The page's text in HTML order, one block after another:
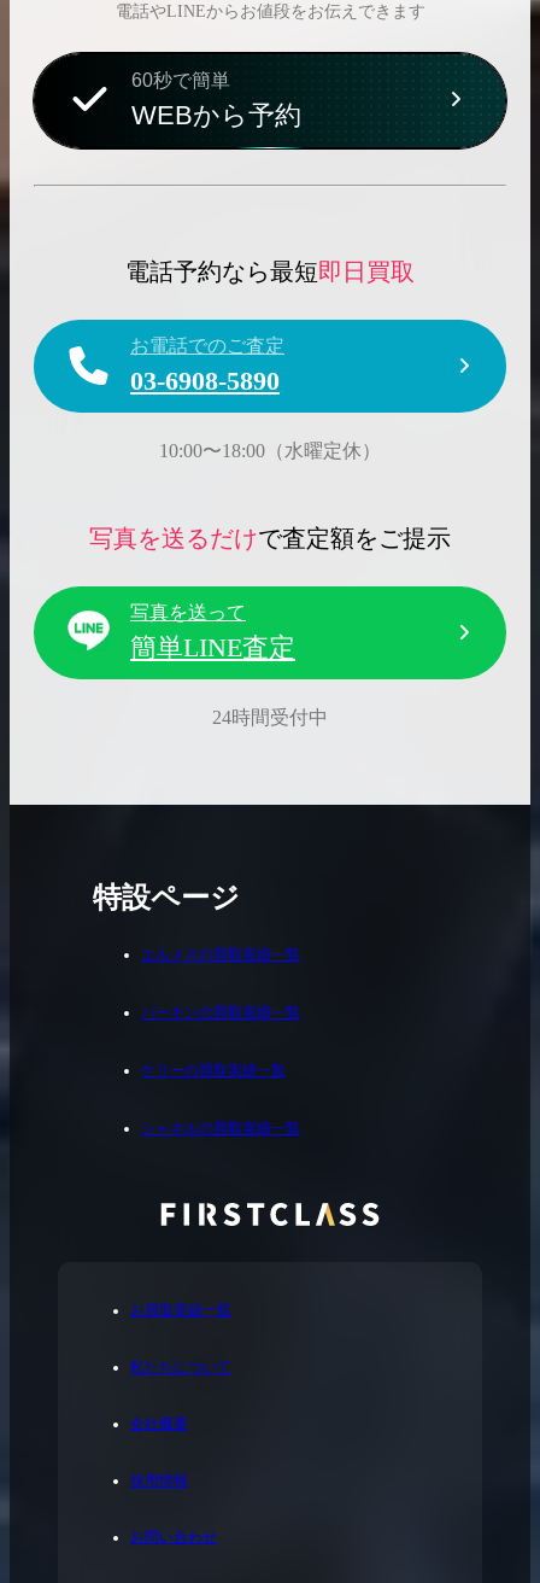
電話やLINEからお値段をお伝えできます
60秒で簡単
WEBから予約
電話予約なら最短即日買取
お電話でのご査定
03-6908-5890
10:00〜18:00（水曜定休）
写真を送るだけで査定額をご提示
写真を送って
簡単LINE査定
24時間受付中
お買取実績一覧
私たちについて
会社概要
採用情報
お問い合わせ
特設ページ
エルメスの買取実績一覧
バーキンの買取実績一覧
ケリーの買取実績一覧
シャネルの買取実績一覧